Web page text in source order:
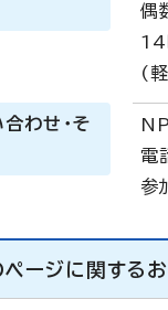
偶
(
合わせ・そ
参
ページに関する